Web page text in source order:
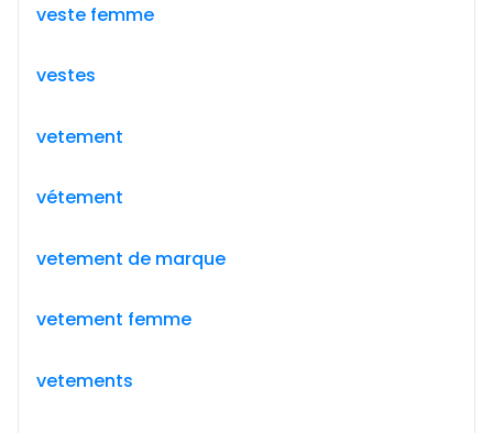
veste femme
vestes
vetement
vétement
vetement de marque
vetement femme
vetements